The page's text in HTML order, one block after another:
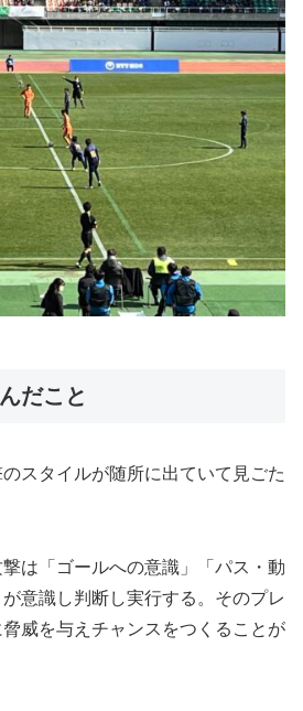
だこと
スタイルが随所に出ていて見ごた
は「ゴールへの意識」「パス・動
意識し判断し実行する。そのプレ
威を与えチャンスをつくることが